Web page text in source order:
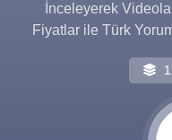
İnceleyerek
Fiyatlar ile Türk